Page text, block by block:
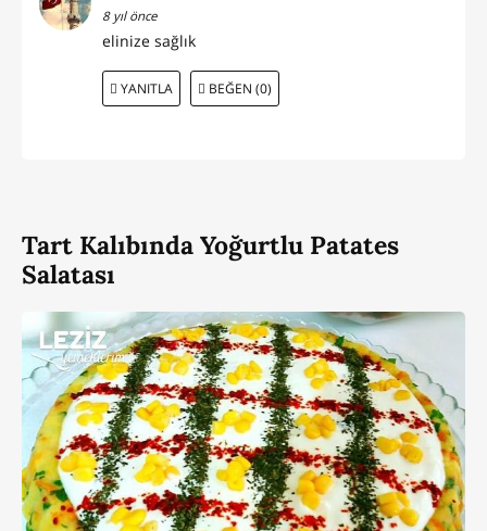
8 yıl önce
elinize sağlık
YANITLA BEĞEN (0)
Tart Kalıbında Yoğurtlu Patates
Salatası